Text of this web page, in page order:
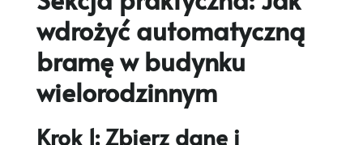
wdrożyć automatyczną
bramę w budynku
wielorodzinnym
Krok 1: Zbierz dane i